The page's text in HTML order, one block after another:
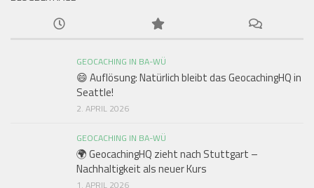
GEOCACHING IN BA-WÜ
😄 Auflösung: Natürlich bleibt das GeocachingHQ in
Seattle!
2. APRIL 2026
GEOCACHING IN BA-WÜ
🌍 GeocachingHQ zieht nach Stuttgart –
Nachhaltigkeit als neuer Kurs
1. APRIL 2026